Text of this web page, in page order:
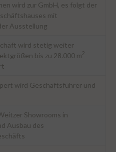
wird zur GmbH, es folgt der
mit
Ausstellung
wird stetig weiter
bis zu 28.000 m2
wird Geschäftsführer und
Showrooms in
Ausbau des